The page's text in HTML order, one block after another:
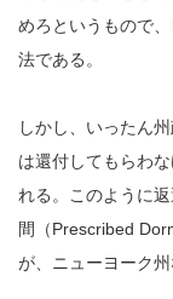
めろというもので
法である。
しかし、いったん
は還付してもらわ
れる。このように
間（Prescribed
が、ニューヨーク